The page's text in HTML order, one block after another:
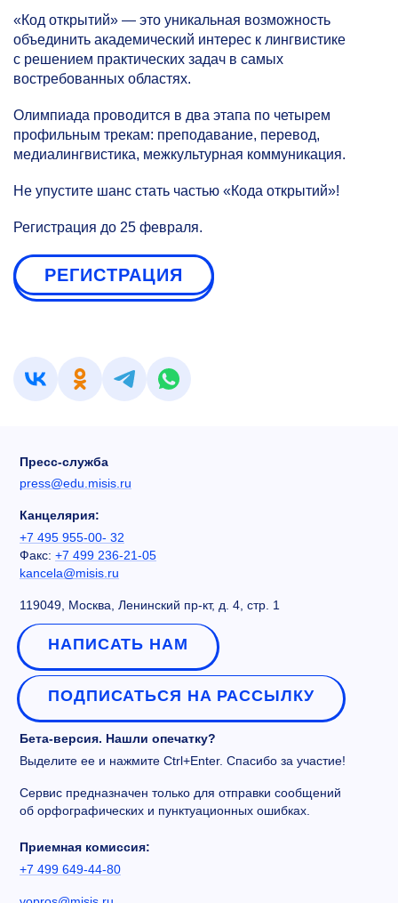
«Код открытий» — это уникальная возможность
объединить академический интерес к лингвистике
с решением практических задач в самых
востребованных областях.
Олимпиада проводится в два этапа по четырем
профильным трекам: преподавание, перевод,
медиалингвистика, межкультурная коммуникация.
Не упустите шанс стать частью «Кода открытий»!
Регистрация до 25 февраля.
РЕГИСТРАЦИЯ
Пресс-служба
press@edu.misis.ru
Канцелярия:
+7 495 955-00- 32
Факс: +7 499 236-21-05
kancela@misis.ru
119049, Москва, Ленинский пр-кт, д. 4, стр. 1
НАПИСАТЬ НАМ
ПОДПИСАТЬСЯ НА РАССЫЛКУ
Бета-версия. Нашли опечатку?
Выделите ее и нажмите Ctrl+Enter. Спасибо за участие!
Сервис предназначен только для отправки сообщений
об орфографических и пунктуационных ошибках.
Приемная комиссия:
+7 499 649-44-80